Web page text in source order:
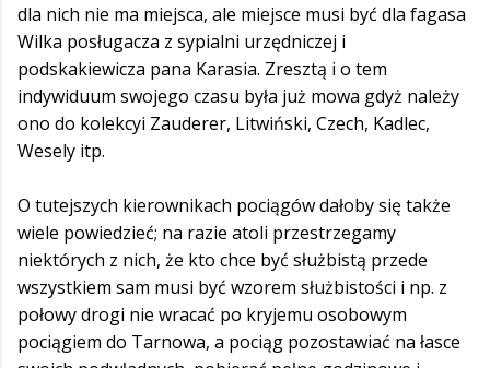
dla nich nie ma miejsca, ale miejsce musi być dla fagasa
Wilka posługacza z sypialni urzędniczej i
podskakiewicza pana Karasia. Zresztą i o tem
indywiduum swojego czasu była już mowa gdyż należy
ono do kolekcyi Zauderer, Litwiński, Czech, Kadlec,
Wesely itp.
O tutejszych kierownikach pociągów dałoby się także
wiele powiedzieć; na razie atoli przestrzegamy
niektórych z nich, że kto chce być służbistą przede
wszystkiem sam musi być wzorem służbistości i np. z
połowy drogi nie wracać po kryjemu osobowym
pociągiem do Tarnowa, a pociąg pozostawiać na łasce